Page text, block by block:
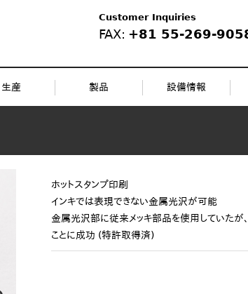
Customer Inquiries
FAX: +81 55-269-
生産 製品 設備情報
ホットスタンプ印刷
インキでは表現できない金属光沢が可能
金属光沢部に従来メッキ部品を使用していたが
ことに成功 (特許取得済)